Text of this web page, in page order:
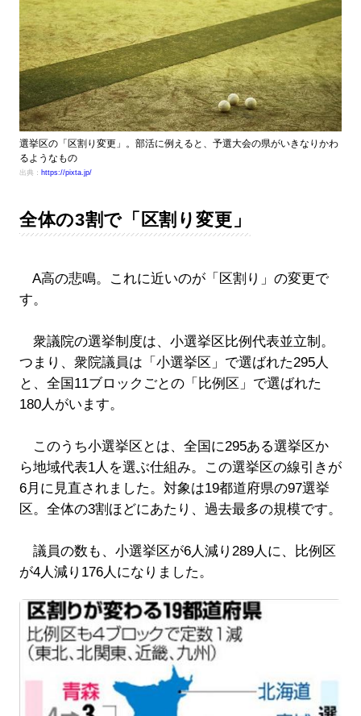
選挙区の「区割り変更」。部活に例えると、予選大会の県がいきなりかわ
るようなもの
出典： https://pixta.jp/
全体の3割で「区割り変更」
A高の悲鳴。これに近いのが「区割り」の変更で
す。
衆議院の選挙制度は、小選挙区比例代表並立制。
つまり、衆院議員は「小選挙区」で選ばれた295人
と、全国11ブロックごとの「比例区」で選ばれた
180人がいます。
このうち小選挙区とは、全国に295ある選挙区か
ら地域代表1人を選ぶ仕組み。この選挙区の線引きが
6月に見直されました。対象は19都道府県の97選挙
区。全体の3割ほどにあたり、過去最多の規模です。
議員の数も、小選挙区が6人減り289人に、比例区
が4人減り176人になりました。